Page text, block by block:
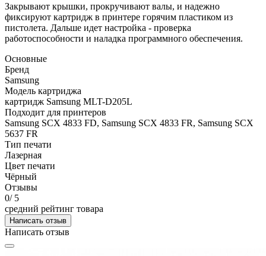
Закрывают крышки, прокручивают валы, и надежно
фиксируют картридж в принтере горячим пластиком из
пистолета. Дальше идет настройка - проверка
работоспособности и наладка программного обеспечения.
Основные
Бренд
Samsung
Модель картриджа
картридж Samsung MLT-D205L
Подходит для принтеров
Samsung SCX 4833 FD, Samsung SCX 4833 FR, Samsung SCX
5637 FR
Тип печати
Лазерная
Цвет печати
Чёрный
Отзывы
0/ 5
средний рейтинг товара
Написать отзыв
Написать отзыв